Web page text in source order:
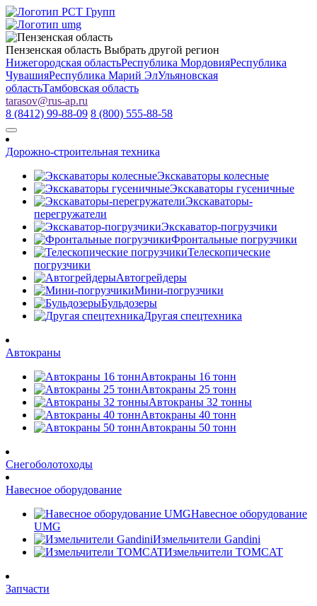
Пензенская область Выбрать другой регион
Нижегородская областьРеспублика МордовияРеспублика
ЧувашияРеспублика Марий ЭлУльяновская
областьТамбовская область
tarasov@rus-ap.ru
8 (8412) 99-88-09 8 (800) 555-88-58
Дорожно-строительная техника
Экскаваторы колесные
Экскаваторы гусеничные
Экскаваторы-
перегружатели
Экскаватор-погрузчики
Фронтальные погрузчики
Телескопические
погрузчики
Автогрейдеры
Мини-погрузчики
Бульдозеры
Другая спецтехника
Автокраны
Автокраны 16 тонн
Автокраны 25 тонн
Автокраны 32 тонны
Автокраны 40 тонн
Автокраны 50 тонн
Снегоболотоходы
Навесное оборудование
Навесное оборудование
UMG
Измельчители Gandini
Измельчители TOMCAT
Запчасти